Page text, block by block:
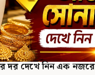
দর দেখে নিন এক নজরে